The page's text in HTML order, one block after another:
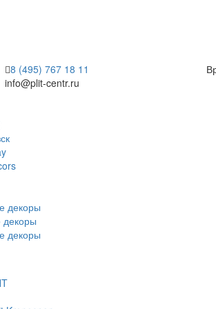
8 (495) 767 18 11
info@plit-centr.ru
декоры
декоры